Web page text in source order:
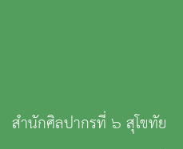
สำนักศิลปากรที่ ๖ สุโขทัย